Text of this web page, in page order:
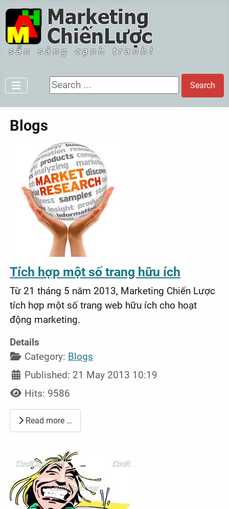
Search ... Search
Blogs
Tích hợp một số trang hữu ích
Từ 21 tháng 5 năm 2013, Marketing Chiến Lược
tích hợp một số trang web hữu ích cho hoạt
động marketing.
Details
Category: Blogs
Published: 21 May 2013 10:19
Hits: 9586
Read more …